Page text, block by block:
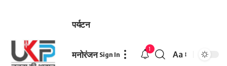
पर्यटन
मनोरंजन Sign In
1
Font
Aa